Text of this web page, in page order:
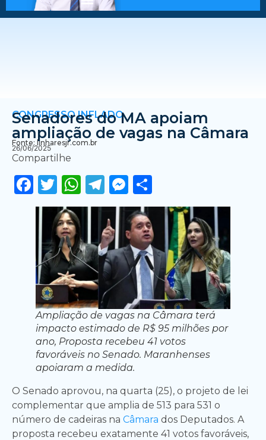
CONGRESSO INFLADO
Senadores do MA apoiam
ampliação de vagas na Câmara
Fonte: linharesjr.com.br
26/06/2025
Compartilhe
Facebook
Twitter
WhatsApp
Telegram
Messenger
Ampliação de vagas na Câmara terá
impacto estimado de R$ 95 milhões por
ano, Proposta recebeu 41 votos
favoráveis no Senado. Maranhenses
apoiaram a medida.
O Senado aprovou, na quarta (25), o projeto de lei
complementar que amplia de 513 para 531 o
número de cadeiras na Câmara dos Deputados. A
proposta recebeu exatamente 41 votos favoráveis,